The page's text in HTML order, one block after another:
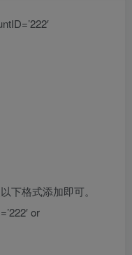
下格式添加即可。
or